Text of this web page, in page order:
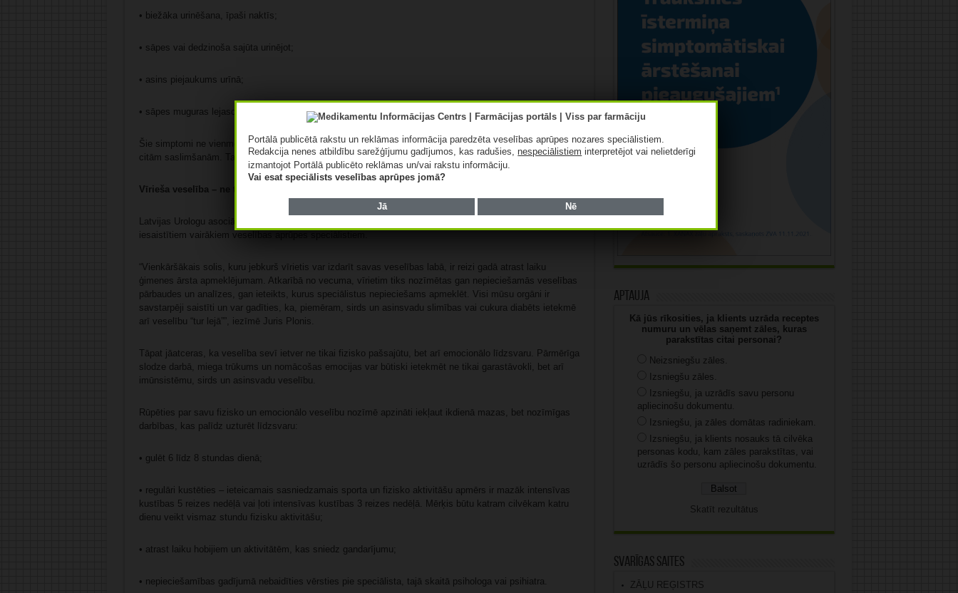
• biežāka urinēšana, īpaši naktīs;
• sāpes vai dedzinoša sajūta urinējot;
• asins piejaukums urīnā;
• sāpes muguras lejasdaļā, gurnos vai iegurnī.
Šie simptomi ne vienmēr nozīmē vēzi – tie var būt saistīti arī ar labdabīgu prostatas palielināšanos vai
citām saslimšanām. Taču tos noteikti nevajag ignorēt.
Vīrieša veselība – ne tikai tur lejā
Latvijas Urologu asociācija atgādina, ka ikviena vīrieša veselība ir komplekss process un tajā jābūt
iesaistītiem vairākiem veselības aprūpes speciālistiem.
“Vienkāršākais solis, kuru jebkurš vīrietis var izdarīt savas veselības labā, ir reizi gadā atrast laiku
ģimenes ārsta apmeklējumam. Atkarībā no vecuma, vīrietim tiks nozīmētas gan nepieciešamās veselības
pārbaudes un analīzes, gan ieteikts, kurus speciālistus nepieciešams apmeklēt. Visi mūsu orgāni ir
savstarpēji saistīti un var gadīties, ka, piemēram, sirds un asinsvadu slimības vai cukura diabēts ietekmē
arī veselību “tur lejā””, iezīmē Juris Plonis.
Tāpat jāatceras, ka veselība sevī ietver ne tikai fizisko pašsajūtu, bet arī emocionālo līdzsvaru. Pārmērīga
slodze darbā, miega trūkums un nomācošas emocijas var būtiski ietekmēt ne tikai garastāvokli, bet arī
imūnsistēmu, sirds un asinsvadu veselību.
Rūpēties par savu fizisko un emocionālo veselību nozīmē apzināti iekļaut ikdienā mazas, bet nozīmīgas
darbības, kas palīdz uzturēt līdzsvaru:
• gulēt 6 līdz 8 stundas dienā;
• regulāri kustēties – ieteicamais sasniedzamais sporta un fizisko aktivitāšu apmērs ir mazāk intensīvas
kustības 5 reizes nedēļā vai ļoti intensīvas kustības 3 reizes nedēļā. Mērķis būtu katram cilvēkam katru
dienu veikt vismaz stundu fizisku aktivitāšu;
• atrast laiku hobijiem un aktivitātēm, kas sniedz gandarījumu;
• nepieciešamības gadījumā nebaidīties vērsties pie speciālista, tajā skaitā psihologa vai psihiatra.
Aptauja
Kā jūs rīkosities, ja klients uzrāda receptes
numuru un vēlas saņemt zāles, kuras
parakstītas citai personai?
Neizsniegšu zāles.
Izsniegšu zāles.
Izsniegšu, ja uzrādīs savu personu
apliecinošu dokumentu.
Izsniegšu, ja zāles domātas radiniekam.
Izsniegšu, ja klients nosauks tā cilvēka
personas kodu, kam zāles parakstītas, vai
uzrādīs šo personu apliecinošu dokumentu.
Skatīt rezultātus
Svarīgas saites
ZĀĻU REĢISTRS
Portālā publicētā rakstu un reklāmas informācija paredzēta veselības aprūpes nozares speciālistiem.
Redakcija nenes atbildību sarežģījumu gadījumos, kas radušies,nespeciālistiem interpretējot vai nelietderīgi
izmantojot Portālā publicēto reklāmas un/vai rakstu informāciju.
Vai esat speciālists veselības aprūpes jomā?
Jā Nē